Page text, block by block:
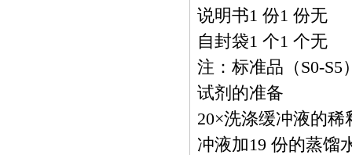
说明书1 份1 份无
自封袋1 个1 个无
注：标准品（S0-S5
试剂的准备
20×洗涤缓冲液的稀
冲液加19 份的蒸馏